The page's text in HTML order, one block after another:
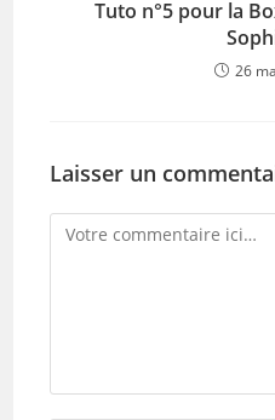
Tuto n°5 pour la
26
Laisser un
Comment